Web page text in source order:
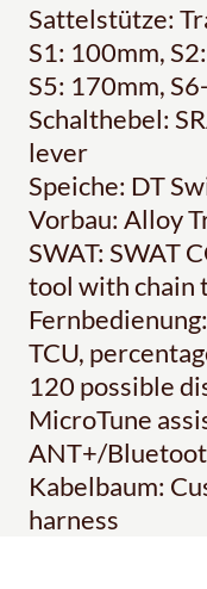
Sattelstütze:
S1: 100mm,
S5: 170mm,
Schalthebel:
lever
Speiche: DT
Vorbau: Alloy
SWAT: SWAT
tool with chain
TCU,
120 possible
MicroTune
ANT+/
Kabelbaum:
harness